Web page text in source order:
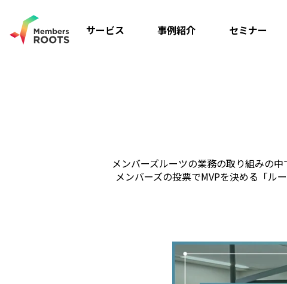
サービス 事例紹介 セミナー
メンバーズルーツの業務の取り組みの
メンバーズの投票でMVPを決める「ル